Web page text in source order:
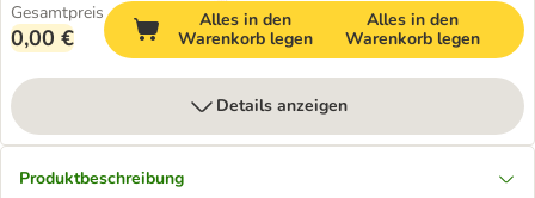
Gesamtpreis
0,00 €
Alles in den
Warenkorb legen
Alles in den
Warenkorb legen
Details anzeigen
Produktbeschreibung